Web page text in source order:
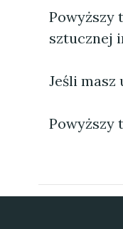
Powyższy
sztucznej
Jeśli
Powyższy